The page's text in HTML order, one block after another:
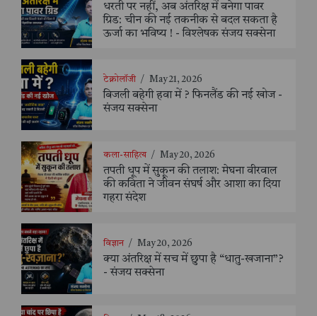
धरती पर नहीं, अब अंतरिक्ष में बनेगा पावर
ग्रिड: चीन की नई तकनीक से बदल सकता है
ऊर्जा का भविष्य ! - विश्लेषक संजय सक्सेना
टेक्नोलॉजी / May 21, 2026
बिजली बहेगी हवा में ? फिनलैंड की नई खोज -
संजय सक्सेना
कला-साहित्य / May 20, 2026
तपती धूप में सुकून की तलाश: मेघना वीरवाल
की कविता ने जीवन संघर्ष और आशा का दिया
गहरा संदेश
विज्ञान / May 20, 2026
क्या अंतरिक्ष में सच में छुपा है “धातु-खजाना”?
- संजय सक्सेना